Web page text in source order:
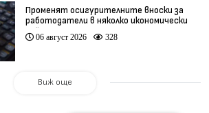
Променят осигурителните вноски за
работодатели в няколко икономически
дейности
06 август 2026 328
Виж още